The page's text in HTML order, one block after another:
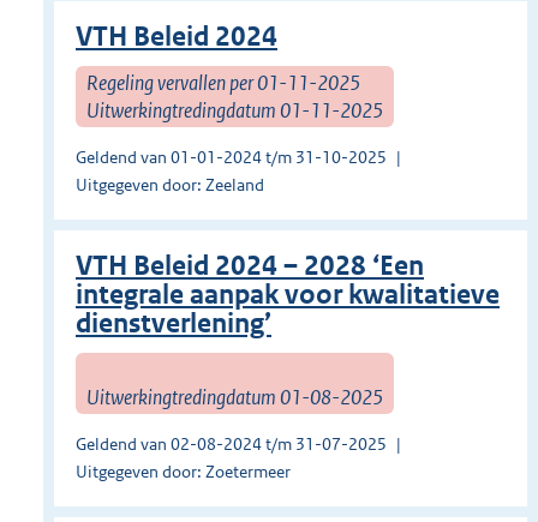
VTH Beleid 2024
Regeling vervallen per 01-11-2025
Uitwerkingtredingdatum 01-11-2025
Geldend van 01-01-2024 t/m 31-10-2025
Uitgegeven door: Zeeland
VTH Beleid 2024 – 2028 ‘Een
integrale aanpak voor kwalitatieve
dienstverlening’
Uitwerkingtredingdatum 01-08-2025
Geldend van 02-08-2024 t/m 31-07-2025
Uitgegeven door: Zoetermeer